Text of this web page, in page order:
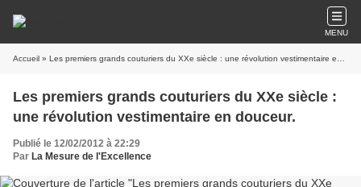
MENU
Accueil » Les premiers grands couturiers du XXe siècle : une révolution vestimentaire en douceur.
Les premiers grands couturiers du XXe siècle :
une révolution vestimentaire en douceur.
Publié le 12/02/2012 à 22:29
Par La Mesure de l'Excellence